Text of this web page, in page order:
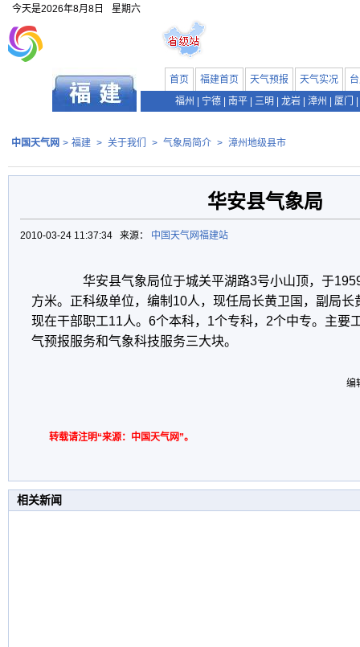
今天是2026年8月8日 星期六
首页 福建首页 天气预报 天气实况
福州
宁德 南平 三明 龙岩 漳州 厦门
中国天气网 > 福建 > 关于我们 > 气象局简介 > 漳州地级县市
华安县气象局
2010-03-24 11:37:34 来源： 中国天气网福建站
华安县气象局位于城关平湖路3号小山顶，于
方米。正科级单位，编制10人，现任局长黄卫国，副局
现在干部职工11人。6个本科，1个专科，2个中专。主要
气预报服务和气象科技服务三大块。
编
转载请注明“来源：中国天气网”。
相关新闻